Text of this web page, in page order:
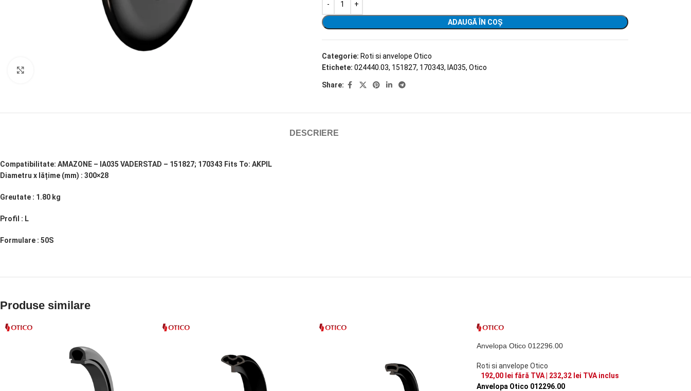
ADAUGĂ ÎN COȘ
Categorie: Roti si anvelope Otico
Etichete: 024440.03, 151827, 170343, IA035, Otico
Share:
DESCRIERE
Compatibilitate: AMAZONE – IA035 VADERSTAD – 151827; 170343 Fits To: AKPIL
Diametru x lățime (mm) : 300×28
Greutate : 1.80 kg
Profil : L
Formulare : 50S
Produse similare
Anvelopa Otico 012296.00
Roti si anvelope Otico
192,00 lei fără TVA | 232,32 lei TVA inclus
Anvelopa Otico 012296.00